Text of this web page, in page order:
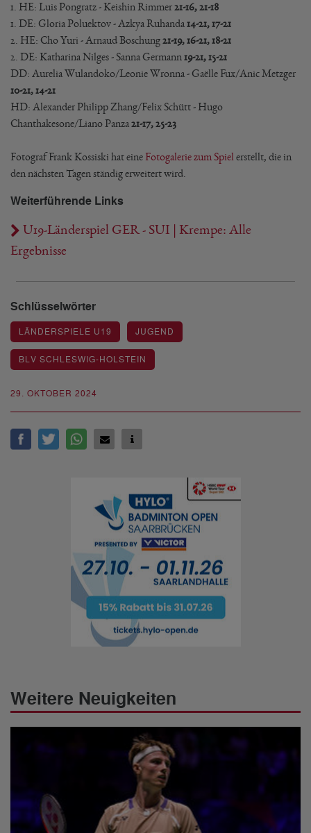
29. OKTOBER 2024
1. HE: Luis Pongratz - Keishin Rimmer21-16, 21-18
1. DE: Gloria Poluektov - Azkya Ruhanda 14-21, 17-21
2. HE: Cho Yuri - Arnaud Boschung21-19, 16-21, 18-21
2. DE: Katharina Nilges - Sanna Germann 19-21, 15-21
DD: Aurelia Wulandoko/Leonie Wronna - Gaëlle Fux/Anic Metzger
10-21, 14-21
HD: Alexander Philipp Zhang/Felix Schütt - Hugo
Chanthakesone/Liano Panza 21-17, 25-23
Fotograf Frank Kossiski hat eine Fotogalerie zum Spiel erstellt, die in
den nächsten Tagen ständig erweitert wird.
Weiterführende Links
U19-Länderspiel GER - SUI | Krempe: Alle
Ergebnisse
Schlüsselwörter
LÄNDERSPIELE U19 JUGEND
BLV SCHLESWIG-HOLSTEIN
Weitere Neuigkeiten